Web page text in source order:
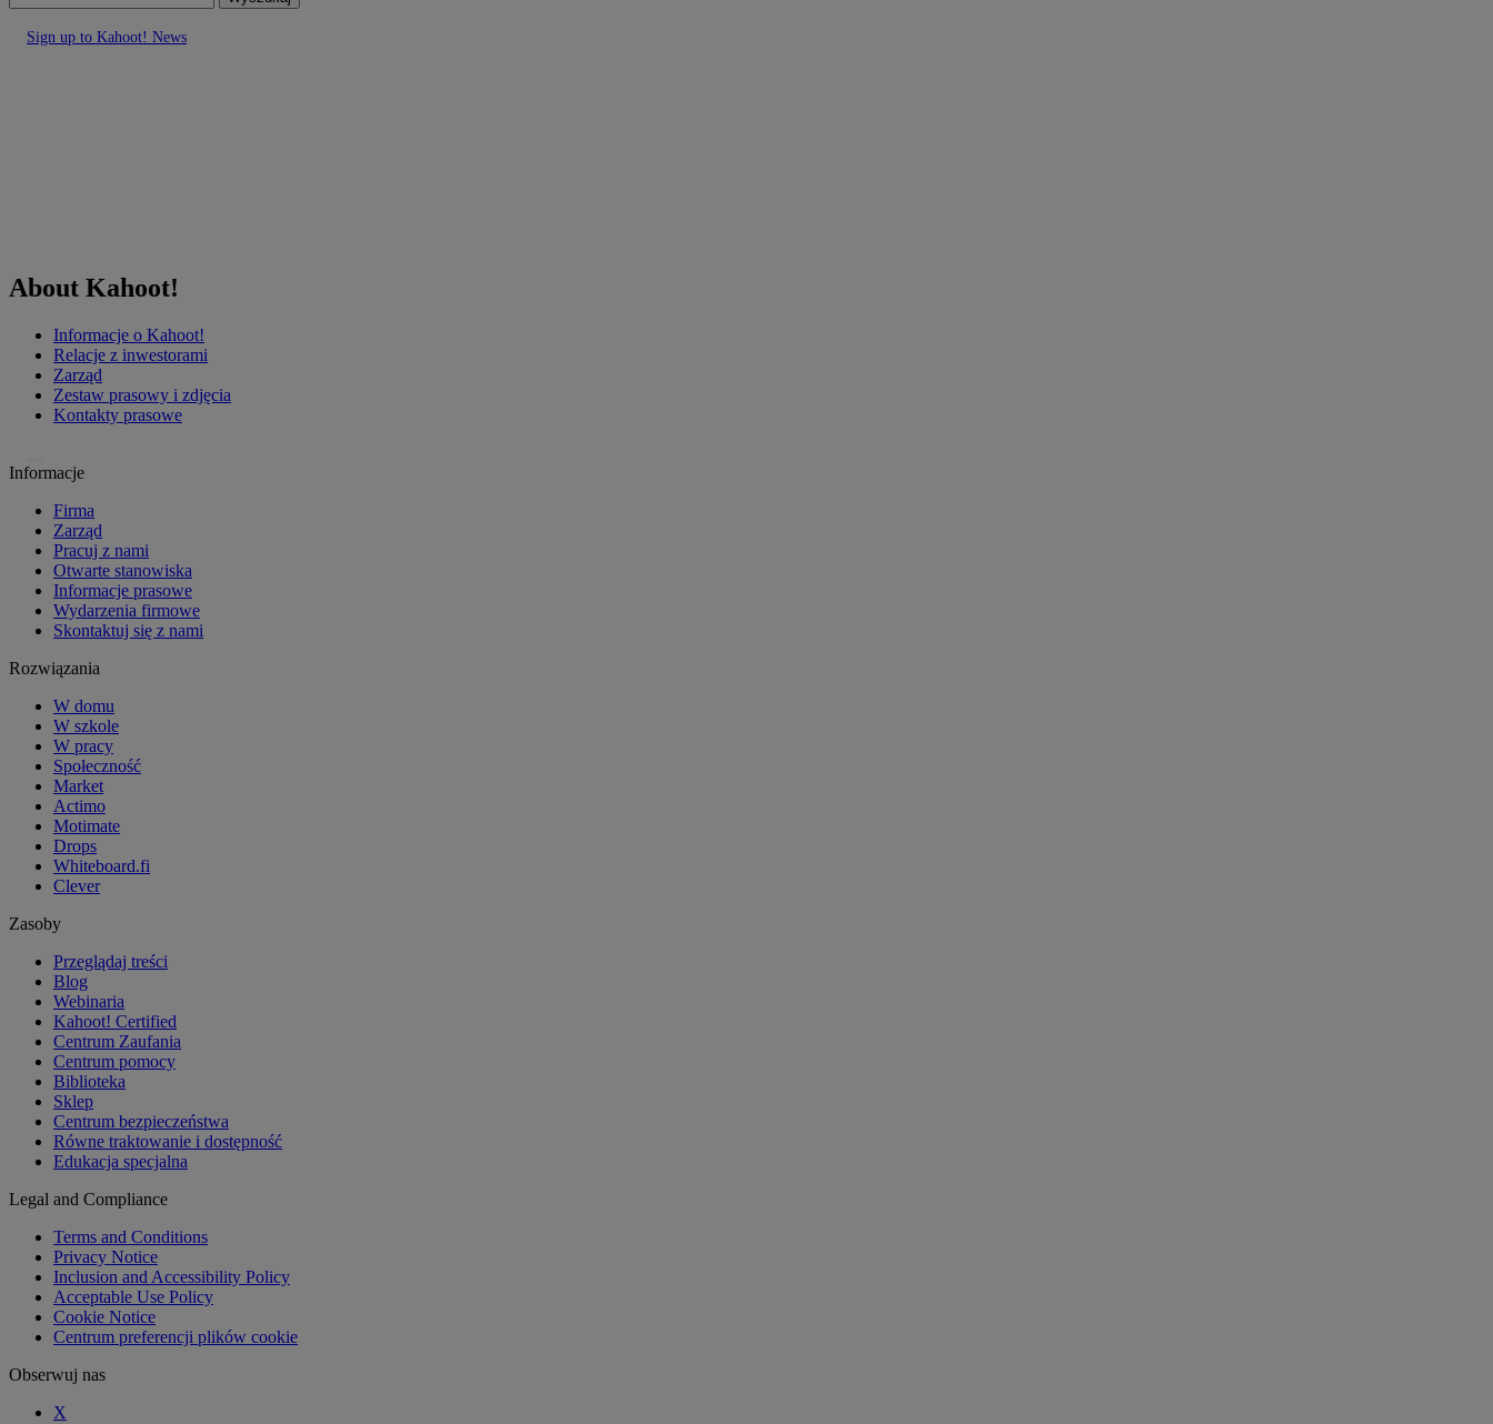
Sign up to Kahoot! News
About Kahoot!
Informacje o Kahoot!
Relacje z inwestorami
Zarząd
Zestaw prasowy i zdjęcia
Kontakty prasowe
Informacje
Firma
Zarząd
Pracuj z nami
Otwarte stanowiska
Informacje prasowe
Wydarzenia firmowe
Skontaktuj się z nami
Rozwiązania
W domu
W szkole
W pracy
Społeczność
Market
Actimo
Motimate
Drops
Whiteboard.fi
Clever
Zasoby
Przeglądaj treści
Blog
Webinaria
Kahoot! Certified
Centrum Zaufania
Centrum pomocy
Biblioteka
Sklep
Centrum bezpieczeństwa
Równe traktowanie i dostępność
Edukacja specjalna
Legal and Compliance
Terms and Conditions
Privacy Notice
Inclusion and Accessibility Policy
Acceptable Use Policy
Cookie Notice
Centrum preferencji plików cookie
Obserwuj nas
X